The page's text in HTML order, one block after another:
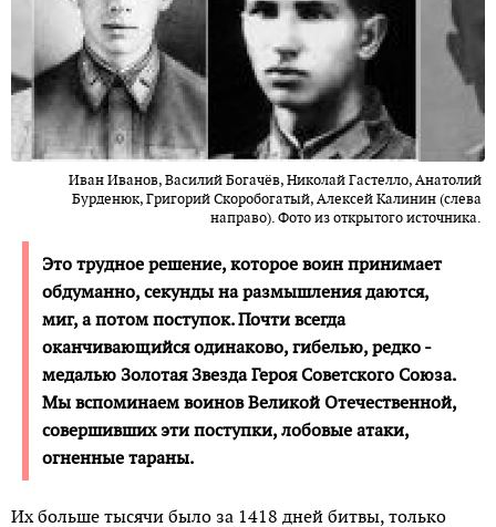
Иван Иванов, Василий Богачёв, Николай Гастелло, Анатолий
Бурденюк, Григорий Скоробогатый, Алексей Калинин (слева
направо). Фото из открытого источника.
Это трудное решение, которое воин принимает
обдуманно, секунды на размышления даются,
миг, а потом поступок. Почти всегда
оканчивающийся одинаково, гибелью, редко -
медалью Золотая Звезда Героя Советского Союза.
Мы вспоминаем воинов Великой Отечественной,
совершивших эти поступки, лобовые атаки,
огненные тараны.
Их больше тысячи было за 1418 дней битвы, только